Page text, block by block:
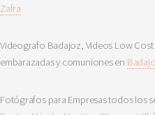
Zafra
Videografo Badajoz, Videos Low
embarazadas y comuniones en
Fotógrafos para Empresas todos los